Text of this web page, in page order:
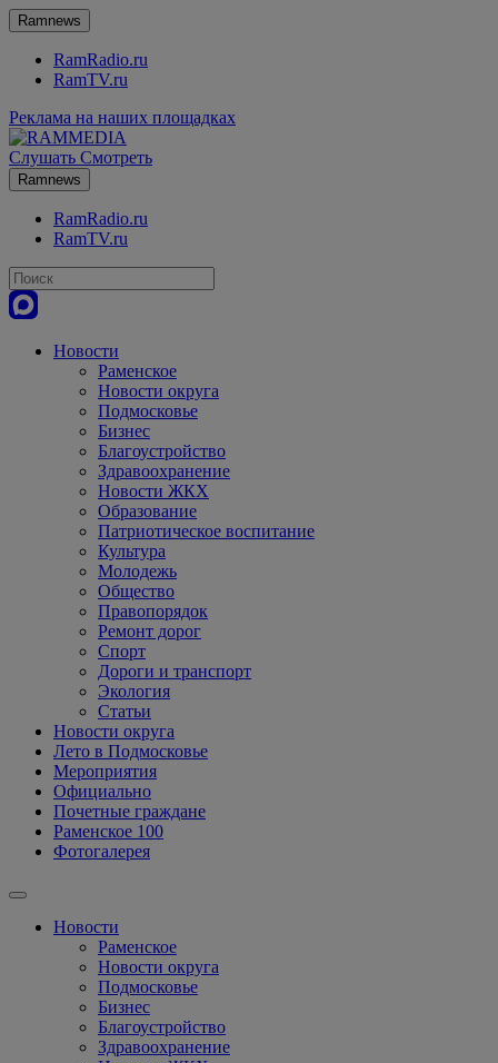
Ramnews
RamRadio.ru
RamTV.ru
Реклама на наших площадках
Слушать Смотреть
Ramnews
RamRadio.ru
RamTV.ru
Новости
Раменское
Новости округа
Подмосковье
Бизнес
Благоустройство
Здравоохранение
Новости ЖКХ
Образование
Патриотическое воспитание
Культура
Молодежь
Общество
Правопорядок
Ремонт дорог
Спорт
Дороги и транспорт
Экология
Статьи
Новости округа
Лето в Подмосковье
Мероприятия
Официально
Почетные граждане
Раменское 100
Фотогалерея
Новости
Раменское
Новости округа
Подмосковье
Бизнес
Благоустройство
Здравоохранение